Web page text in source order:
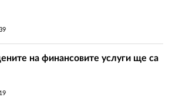
на финансовите услуги ще са